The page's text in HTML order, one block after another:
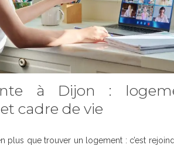
à Dijon :
cadre de vie
plus que trouver un logement : c’est